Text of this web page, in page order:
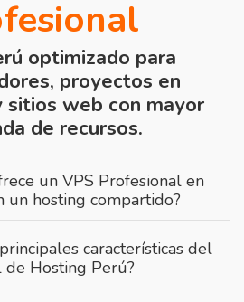
optimizado para
proyectos en
sitios web con mayor
de recursos.
un VPS Profesional en
un hosting compartido?
características del
de Hosting Perú?